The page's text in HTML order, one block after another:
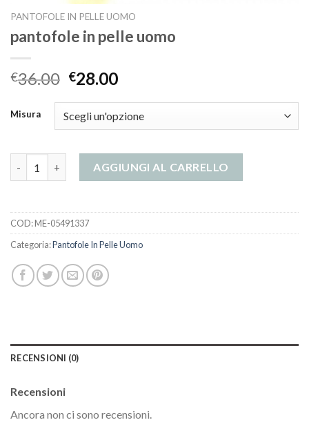
PANTOFOLE IN PELLE UOMO
pantofole in pelle uomo
€36.00 €28.00
Misura
AGGIUNGI AL CARRELLO
COD:ME-05491337
Categoria:Pantofole In Pelle Uomo
RECENSIONI (0)
Recensioni
Ancora non ci sono recensioni.